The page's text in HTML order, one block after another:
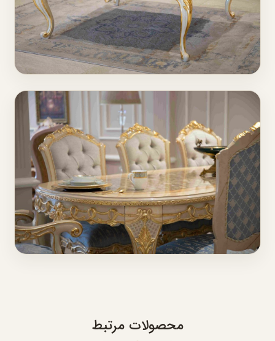
محصولات مرتبط